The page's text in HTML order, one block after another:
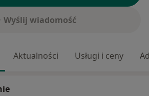
Wyślij wiadomość
Aktualności Usługi i ceny